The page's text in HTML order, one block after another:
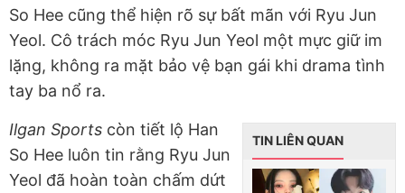
So Hee cũng thể hiện rõ sự bất mãn với Ryu Jun
Yeol. Cô trách móc Ryu Jun Yeol một mực giữ im
lặng, không ra mặt bảo vệ bạn gái khi drama tình
tay ba nổ ra.
TIN LIÊN QUAN
Ilgan Sports còn tiết lộ Han
So Hee luôn tin rằng Ryu Jun
Yeol đã hoàn toàn chấm dứt